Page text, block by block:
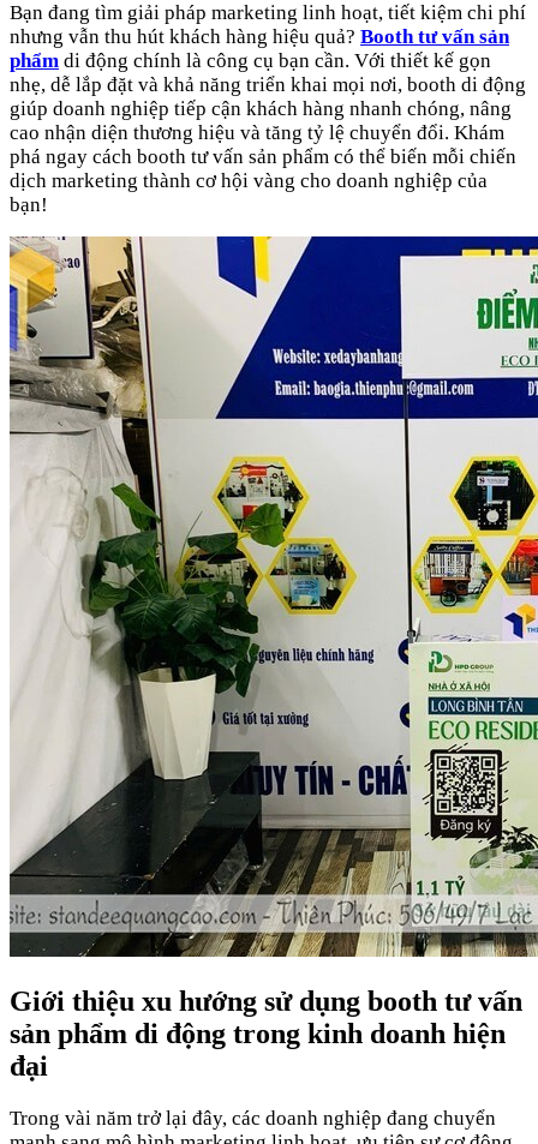
Bạn đang tìm giải pháp marketing linh hoạt, tiết kiệm chi phí
nhưng vẫn thu hút khách hàng hiệu quả? Booth tư vấn sản
phẩm di động chính là công cụ bạn cần. Với thiết kế gọn
nhẹ, dễ lắp đặt và khả năng triển khai mọi nơi, booth di động
giúp doanh nghiệp tiếp cận khách hàng nhanh chóng, nâng
cao nhận diện thương hiệu và tăng tỷ lệ chuyển đổi. Khám
phá ngay cách booth tư vấn sản phẩm có thể biến mỗi chiến
dịch marketing thành cơ hội vàng cho doanh nghiệp của
bạn!
Giới thiệu xu hướng sử dụng booth tư vấn
sản phẩm di động trong kinh doanh hiện
đại
Trong vài năm trở lại đây, các doanh nghiệp đang chuyển